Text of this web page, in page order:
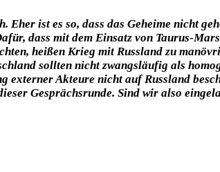
Eher ist es so, dass das Geheime nicht
dass mit dem Einsatz von Taurus-
heißen Krieg mit Russland zu
sollten nicht zwangsläufig als
externer Akteure nicht auf Russland
Gesprächsrunde. Sind wir also